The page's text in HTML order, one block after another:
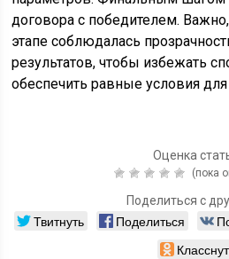
договора с победителем.
этапе соблюдалась
результатов, чтобы избежать
обеспечить равные условия для
Оценка
(пока
Поделиться с
Твитнуть Поделиться